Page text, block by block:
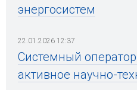
энергосистем
22.01.2026 12:37
Системный
активное научно-